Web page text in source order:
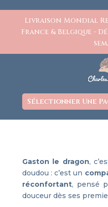
Livraison Mondial
France & Belgique -
Sélectionner Une
Gaston le dragon,
doudou : c’est un
réconfortant, pensé
douceur dès ses